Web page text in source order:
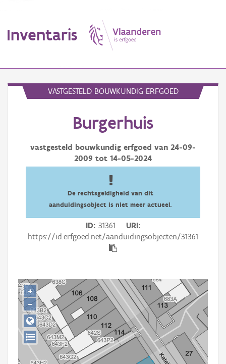
Inventaris
Aanduidingsobject
Waarneming
Persoon of collectief
Aanmelden
VASTGESTELD BOUWKUNDIG ERFGOED
Burgerhuis
vastgesteld bouwkundig erfgoed van 24-09-
2009 tot 14-05-2024
De rechtsgeldigheid van dit
aanduidingsobject is niet meer actueel.
ID 31361
URI
https://id.erfgoed.net/aanduidingsobjecten/31361
+
−